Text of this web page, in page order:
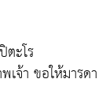
ะโร
จ้า ขอให้มารดา